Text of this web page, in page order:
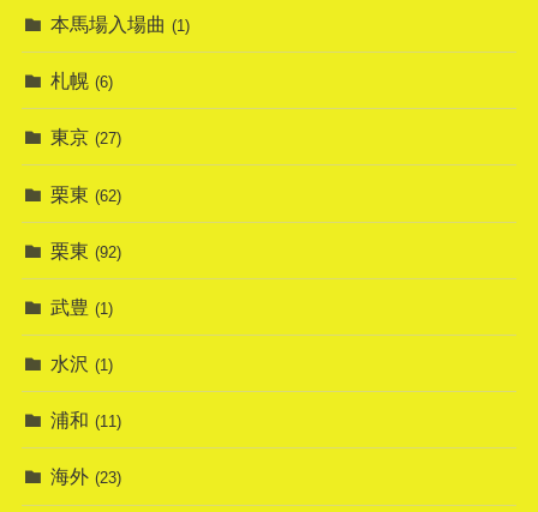
本馬場入場曲 (1)
札幌 (6)
東京 (27)
栗東 (62)
栗東 (92)
武豊 (1)
水沢 (1)
浦和 (11)
海外 (23)